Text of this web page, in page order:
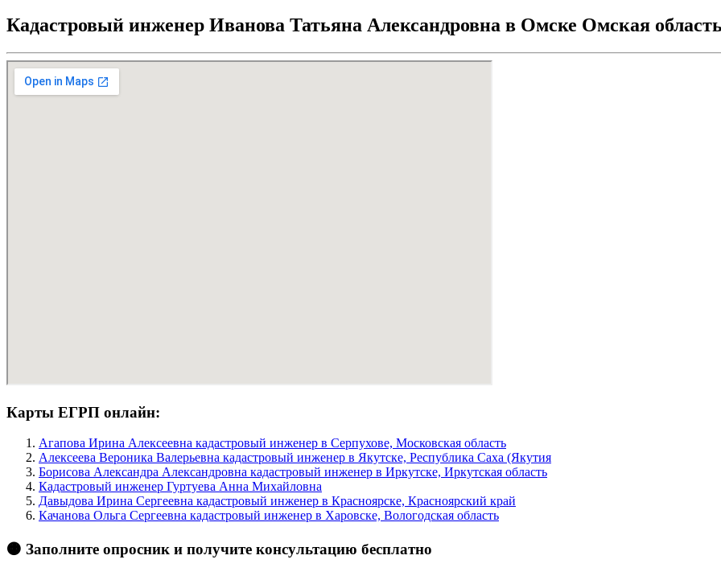
Кадастровый инженер Иванова Татьяна Александровна в Омске Омская
Карты ЕГРП онлайн:
Агапова Ирина Алексеевна кадастровый инженер в Серпухове, Московская область
Алексеева Вероника Валерьевна кадастровый инженер в Якутске, Республика Саха (Якутия
Борисова Александра Александровна кадастровый инженер в Иркутске, Иркутская область
Кадастровый инженер Гуртуева Анна Михайловна
Давыдова Ирина Сергеевна кадастровый инженер в Красноярске, Красноярский край
Качанова Ольга Сергеевна кадастровый инженер в Харовске, Вологодская область
🟠 Заполните опросник и получите консультацию бесплатно